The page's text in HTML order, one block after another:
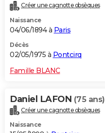
Créer une cagnotte obsèques
Naissance
04/06/1894 à Paris
Décès
02/05/1975 à Pontcirq
Famille BLANC
Daniel LAFON (75 ans)
Créer une cagnotte obsèques
Naissance